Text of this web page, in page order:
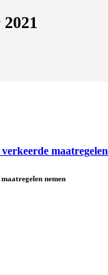
maatregelen
nemen